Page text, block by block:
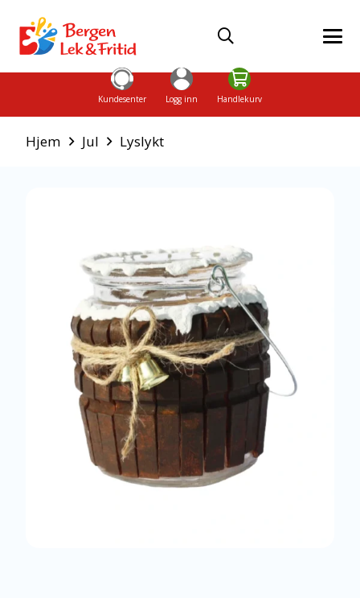
Kundesenter Logg inn Handlekurv
Hjem Jul Lyslykt